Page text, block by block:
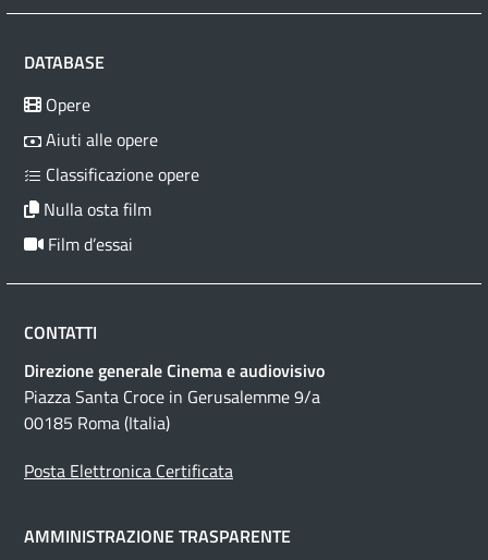
DATABASE
Opere
Aiuti alle opere
Classificazione opere
Nulla osta film
Film d’essai
CONTATTI
Direzione generale Cinema e audiovisivo
Piazza Santa Croce in Gerusalemme 9/a
00185 Roma (Italia)
Posta Elettronica Certificata
AMMINISTRAZIONE TRASPARENTE